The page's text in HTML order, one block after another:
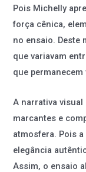
Pois Michelly
força cênica,
no ensaio. Deste
que variavam
que
A narrativa
marcantes e
atmosfera. Pois
elegância
Assim, o ensaio